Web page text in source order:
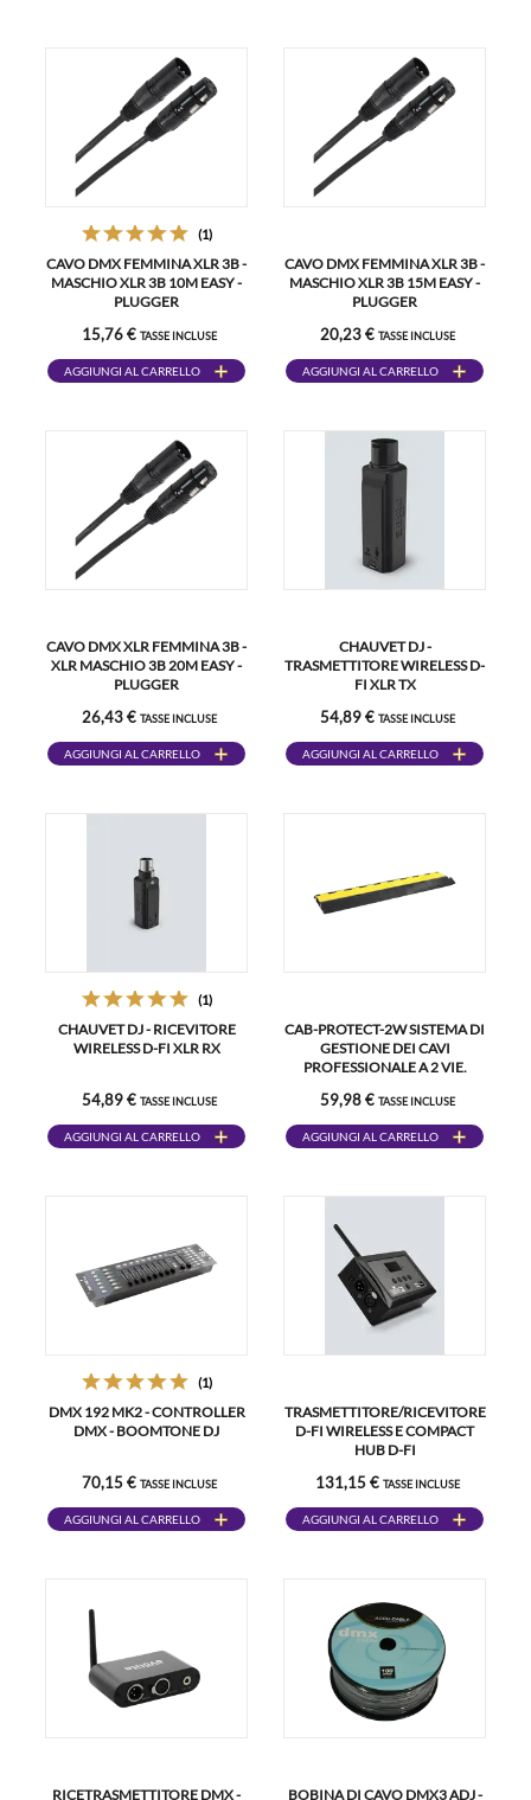
(1)
CAVO DMX FEMMINA XLR 3B -
MASCHIO XLR 3B 10M EASY -
PLUGGER
15,76 € TASSE INCLUSE
AGGIUNGI AL CARRELLO
CAVO DMX FEMMINA XLR 3B -
MASCHIO XLR 3B 15M EASY -
PLUGGER
20,23 € TASSE INCLUSE
AGGIUNGI AL CARRELLO
CAVO DMX XLR FEMMINA 3B -
XLR MASCHIO 3B 20M EASY -
PLUGGER
26,43 € TASSE INCLUSE
AGGIUNGI AL CARRELLO
CHAUVET DJ -
TRASMETTITORE WIRELESS D-
FI XLR TX
54,89 € TASSE INCLUSE
AGGIUNGI AL CARRELLO
(1)
CHAUVET DJ - RICEVITORE
WIRELESS D-FI XLR RX
54,89 € TASSE INCLUSE
AGGIUNGI AL CARRELLO
CAB-PROTECT-2W SISTEMA DI
GESTIONE DEI CAVI
PROFESSIONALE A 2 VIE.
59,98 € TASSE INCLUSE
AGGIUNGI AL CARRELLO
(1)
DMX 192 MK2 - CONTROLLER
DMX - BOOMTONE DJ
70,15 € TASSE INCLUSE
AGGIUNGI AL CARRELLO
TRASMETTITORE/RICEVITORE
D-FI WIRELESS E COMPACT
HUB D-FI
131,15 € TASSE INCLUSE
AGGIUNGI AL CARRELLO
RICETRASMETTITORE DMX - BOBINA DI CAVO DMX3 ADJ -